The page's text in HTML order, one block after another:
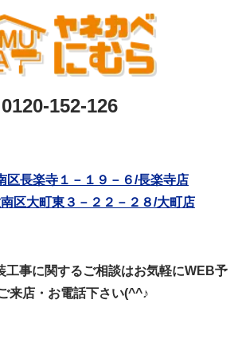
0120-152-126
区長楽寺１－１９－６/長楽寺店
区大町東３－２２－２８/大町店
工事に関するご相談はお気軽にWEB予
来店・お電話下さい(^^♪